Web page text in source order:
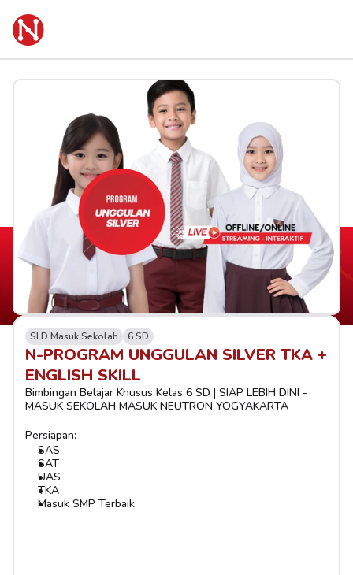
SLD Masuk Sekolah 6 SD
N-PROGRAM UNGGULAN SILVER TKA +
ENGLISH SKILL
Bimbingan Belajar Khusus Kelas 6 SD | SIAP LEBIH DINI -
MASUK SEKOLAH MASUK NEUTRON YOGYAKARTA
Persiapan:
SAS
SAT
UAS
TKA
Masuk SMP Terbaik